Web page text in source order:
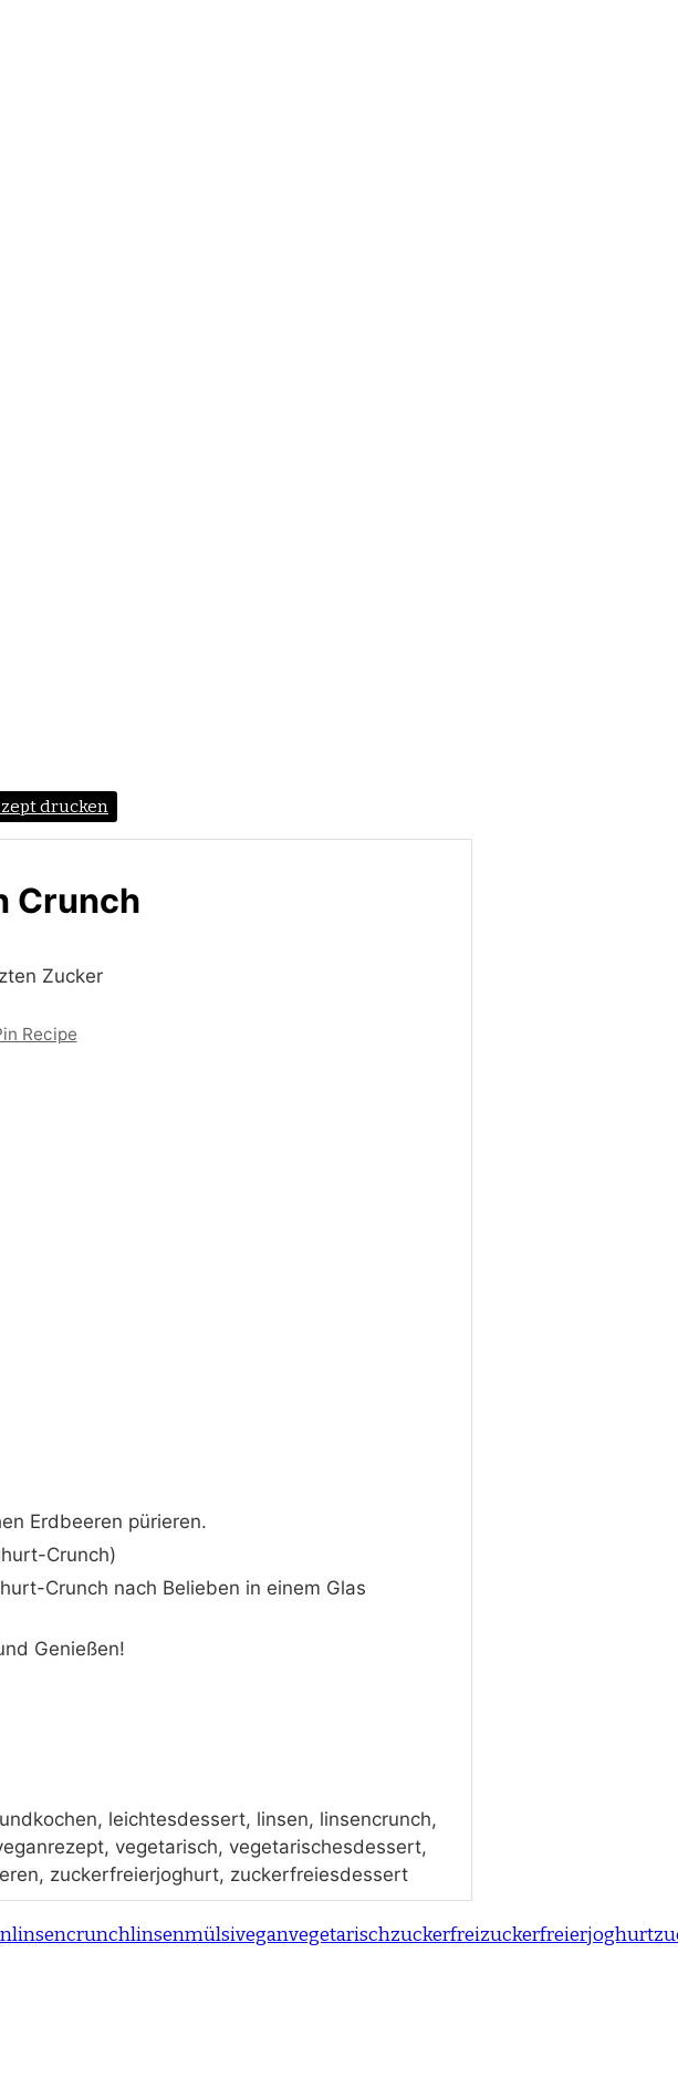
drucken
Crunch
Zucker
Recipe
Erdbeeren pürieren.
Crunch)
Crunch nach Belieben in einem Glas
Genießen!
leichtesdessert, linsen, linsencrunch,
vegetarisch, vegetarischesdessert,
zuckerfreierjoghurt, zuckerfreiesdessert
linsencrunchlinsenmülsiveganvegetarischzuckerfreizuckerfreierjoghurt